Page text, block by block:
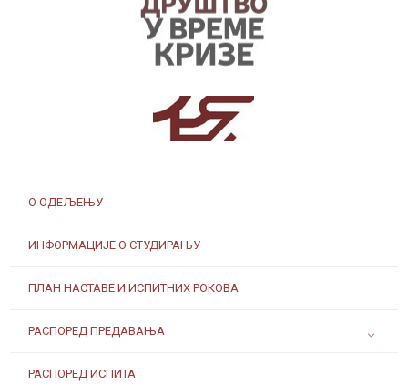
О ОДЕЉЕЊУ
ИНФОРМАЦИЈЕ О СТУДИРАЊУ
ПЛАН НАСТАВЕ И ИСПИТНИХ РОКОВА
РАСПОРЕД ПРЕДАВАЊА
РАСПОРЕД ИСПИТА
Заштита од сексуалног узнемиравања и уцењивања